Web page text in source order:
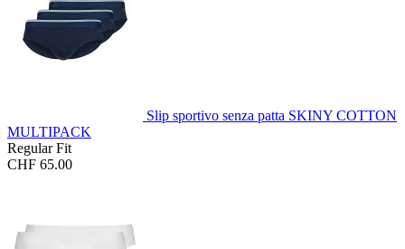
Slip sportivo senza patta SKINY COTTON
MULTIPACK
Regular Fit
CHF 65.00